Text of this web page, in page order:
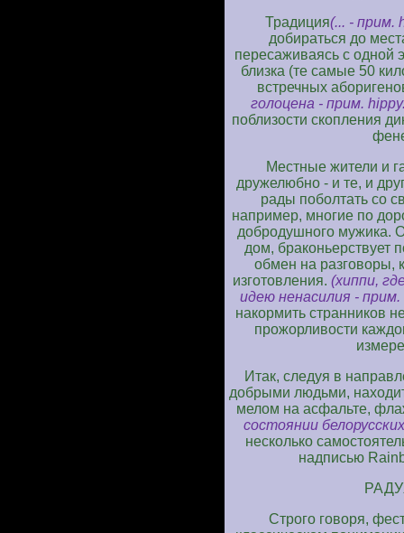
Традиция(... - прим.
добираться до
пересаживаясь с одной
близка (те самые 50
встречных
голоцена - прим.
поблизости скопления
Местные жители и
дружелюбно - и те, и
рады поболтать со
например, многие по
добродушного мужика.
дом, браконьерствует
обмен на разговоры,
изготовления. (хиппи,
идею ненасилия - прим.
накормить странников
прожорливости
Итак, следуя в
добрыми людьми,
мелом на асфальте,
состоянии
несколько
надписью
Строго говоря,